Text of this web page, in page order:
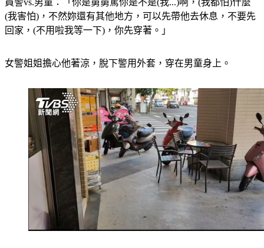
(我害怕)，不然妳還有其他地方，可以先帶他去休息，不要先
回家，(不用啦我等一下)，你先穿著。」
女警姐姐擔心他著涼，脫下警用外套，穿在男童身上。